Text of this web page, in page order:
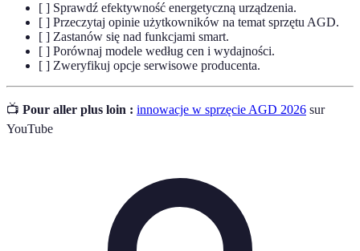
[ ] Sprawdź efektywność energetyczną urządzenia.
[ ] Przeczytaj opinie użytkowników na temat sprzętu AGD.
[ ] Zastanów się nad funkcjami smart.
[ ] Porównaj modele według cen i wydajności.
[ ] Zweryfikuj opcje serwisowe producenta.
📺 Pour aller plus loin : innowacje w sprzęcie AGD 2026 sur
YouTube